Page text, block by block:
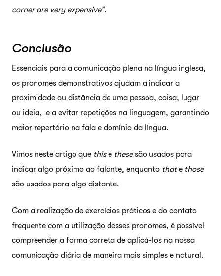
corner are very expensive”.
Conclusão
Essenciais para a comunicação plena na língua inglesa,
os pronomes demonstrativos ajudam a indicar a
proximidade ou distância de uma pessoa, coisa, lugar
ou ideia, e a evitar repetições na linguagem, garantindo
maior repertório na fala e domínio da língua.
Vimos neste artigo que thise thesesão usados para
indicar algo próximo ao falante, enquanto thate those
são usados para algo distante.
Com a realização de exercícios práticos e do contato
frequente com a utilização desses pronomes, é possível
compreender a forma correta de aplicá-los na nossa
comunicação diária de maneira mais simples e natural.